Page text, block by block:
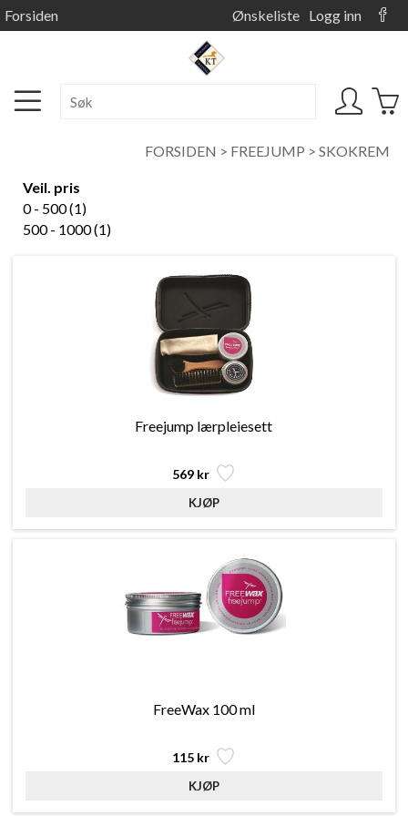
Forsiden Ønskeliste Logg inn
FORSIDEN > FREEJUMP > SKOKREM
Veil. pris
0 - 500 (1)
500 - 1000 (1)
Freejump lærpleiesett
569 kr
FreeWax 100 ml
115 kr